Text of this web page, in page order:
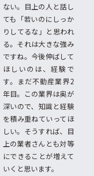
ない。目上の人と話し
ても「若いのにしっか
りしてるな」と思われ
る。それは大きな強み
ですね。今後伸ばして
ほしいのは、経験で
す。まだ不動産業界2
年目。この業界は奥が
深いので、知識と経験
を積み重ねていってほ
しい。そうすれば、目
上の業者さんとも対等
にできることが増えて
いくと思います。